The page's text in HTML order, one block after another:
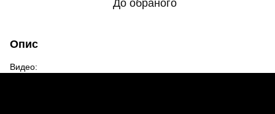
До обраного
Опис
Видео: